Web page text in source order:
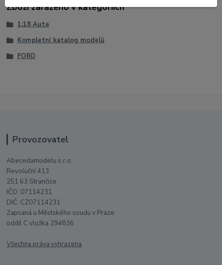
Zboží zařazeno v kategoriích
1:18 Auta
Kompletní katalog modelů
FORD
Provozovatel
Abecedamodelu s.r.o.
Revoluční 413
251 63 Strančice
IČO: 07114231
DIČ: CZ07114231
Zapsaná u Městského soudu v Praze
oddíl C vložka 294836
Všechna práva vyhrazena